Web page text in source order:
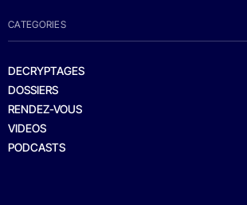
CATEGORIES
DECRYPTAGES
DOSSIERS
RENDEZ-VOUS
VIDEOS
PODCASTS